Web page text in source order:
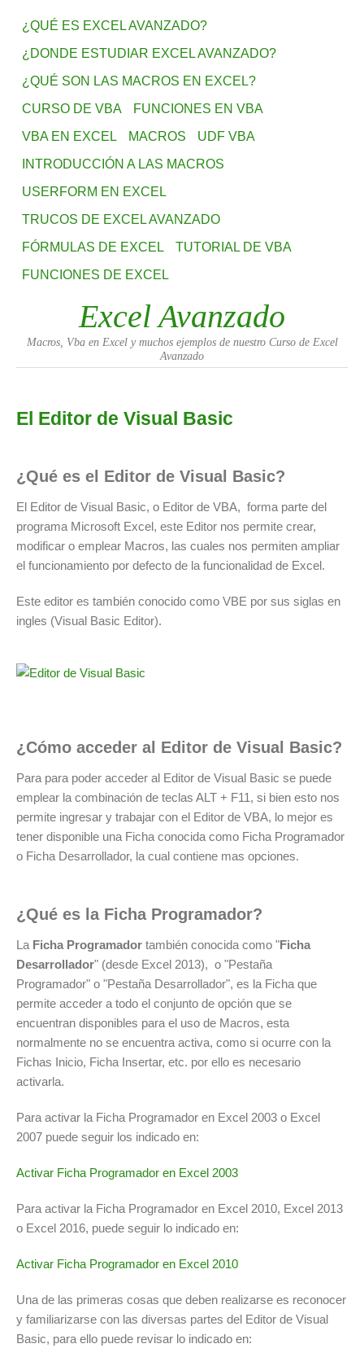
¿QUÉ ES EXCEL AVANZADO?
¿DONDE ESTUDIAR EXCEL AVANZADO?
¿QUÉ SON LAS MACROS EN EXCEL?
CURSO DE VBA
FUNCIONES EN VBA
VBA EN EXCEL
MACROS
UDF VBA
INTRODUCCIÓN A LAS MACROS
USERFORM EN EXCEL
TRUCOS DE EXCEL AVANZADO
FÓRMULAS DE EXCEL
TUTORIAL DE VBA
FUNCIONES DE EXCEL
Excel Avanzado
Macros, Vba en Excel y muchos ejemplos de nuestro Curso de Excel
Avanzado
El Editor de Visual Basic
¿Qué es el Editor de Visual Basic?
El Editor de Visual Basic, o Editor de VBA, forma parte del
programa Microsoft Excel, este Editor nos permite crear,
modificar o emplear Macros, las cuales nos permiten ampliar
el funcionamiento por defecto de la funcionalidad de Excel.
Este editor es también conocido como VBE por sus siglas en
ingles (Visual Basic Editor).
¿Cómo acceder al Editor de Visual Basic?
Para para poder acceder al Editor de Visual Basic se puede
emplear la combinación de teclas ALT + F11, si bien esto nos
permite ingresar y trabajar con el Editor de VBA, lo mejor es
tener disponible una Ficha conocida como Ficha Programador
o Ficha Desarrollador, la cual contiene mas opciones.
¿Qué es la Ficha Programador?
La Ficha Programador también conocida como "Ficha
Desarrollador" (desde Excel 2013), o "Pestaña
Programador" o "Pestaña Desarrollador", es la Ficha que
permite acceder a todo el conjunto de opción que se
encuentran disponibles para el uso de Macros, esta
normalmente no se encuentra activa, como si ocurre con la
Fichas Inicio, Ficha Insertar, etc. por ello es necesario
activarla.
Para activar la Ficha Programador en Excel 2003 o Excel
2007 puede seguir los indicado en:
Activar Ficha Programador en Excel 2003
Para activar la Ficha Programador en Excel 2010, Excel 2013
o Excel 2016, puede seguir lo indicado en:
Activar Ficha Programador en Excel 2010
Una de las primeras cosas que deben realizarse es reconocer
y familiarizarse con las diversas partes del Editor de Visual
Basic, para ello puede revisar lo indicado en: